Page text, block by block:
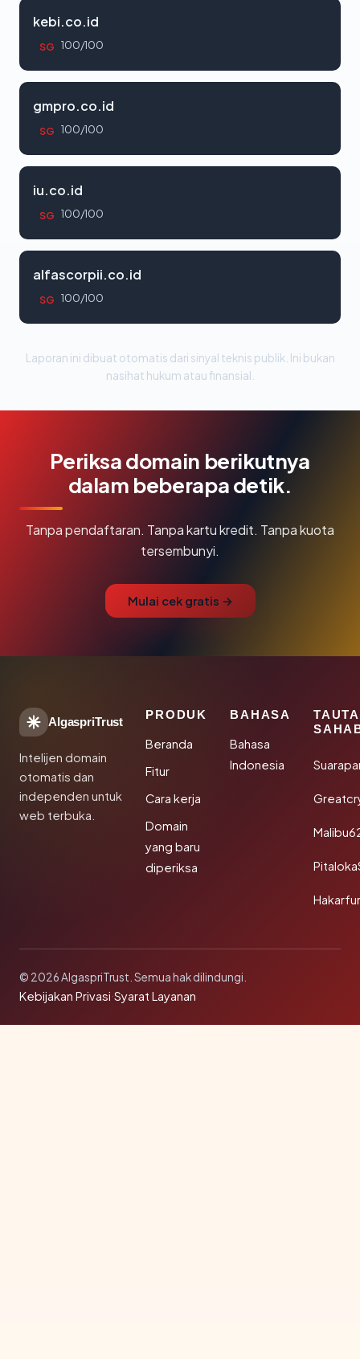
kebi.co.id
SG 100/100
gmpro.co.id
SG 100/100
iu.co.id
SG 100/100
alfascorpii.co.id
SG 100/100
Laporan ini dibuat otomatis dari sinyal teknis publik. Ini bukan
nasihat hukum atau finansial.
Periksa domain berikutnya
dalam beberapa detik.
Tanpa pendaftaran. Tanpa kartu kredit. Tanpa kuota
tersembunyi.
Mulai cek gratis →
AlgaspriTrust
Intelijen domain
otomatis dan
independen untuk
web terbuka.
PRODUK
Beranda
Fitur
Cara kerja
Domain
yang baru
diperiksa
BAHASA
Bahasa
Indonesia
© 2026 AlgaspriTrust. Semua hak dilindungi.
Kebijakan Privasi·Syarat Layanan